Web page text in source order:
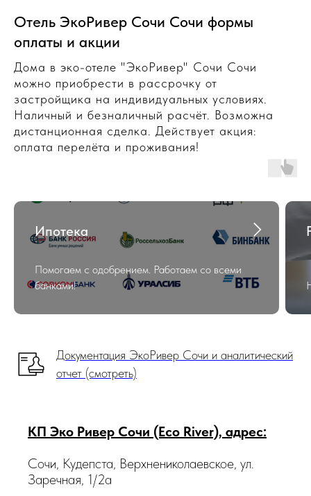
Отель ЭкоРивер Сочи Сочи формы
оплаты и акции
Дома в эко-отеле "ЭкоРивер" Сочи Сочи
можно приобрести в рассрочку от
застройщика на индивидуальных условиях.
Наличный и безналичный расчёт. Возможна
дистанционная сделка. Действует акция:
оплата перелёта и проживания!
Ипотека
Помогаем с одобрением. Работаем со всеми
банками!
Документация ЭкоРивер Сочи и аналитический
отчет (смотреть)
КП Эко Ривер Сочи (Eco River), адрес:
Сочи, Кудепста, Верхнениколаевское, ул.
Заречная, 1/2а